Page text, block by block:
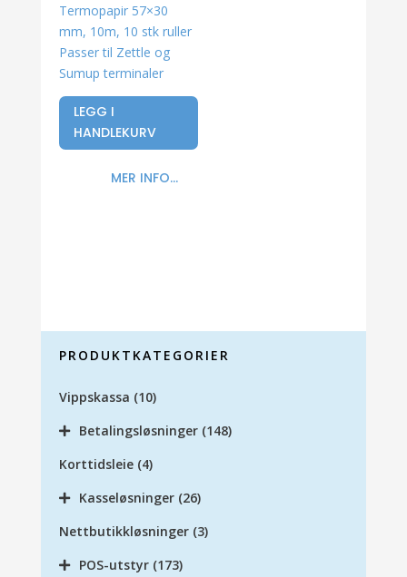
Termopapir 57×30
mm, 10m, 10 stk ruller
Passer til Zettle og
Sumup terminaler
LEGG I
HANDLEKURV
MER INFO...
PRODUKTKATEGORIER
Vippskassa (10)
Betalingsløsninger (148)
Korttidsleie (4)
Kasseløsninger (26)
Nettbutikkløsninger (3)
POS-utstyr (173)